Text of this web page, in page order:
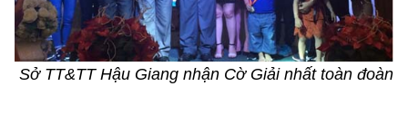
Sở TT&TT Hậu Giang nhận Cờ Giải nhất toàn đoàn